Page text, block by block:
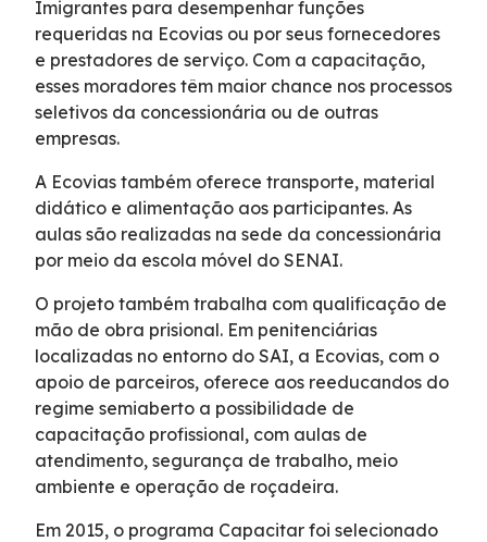
Links Úteis
Notícias
Sustentabilidade
Projetos Socioambientais
Meio Ambiente
Política de Gestão Integrada
Programa de Redução de Acidentes
Imigrantes para desempenhar funções
requeridas na Ecovias ou por seus fornecedores
e prestadores de serviço. Com a capacitação,
esses moradores têm maior chance nos processos
seletivos da concessionária ou de outras
empresas.
A Ecovias também oferece transporte, material
didático e alimentação aos participantes. As
aulas são realizadas na sede da concessionária
por meio da escola móvel do SENAI.
O projeto também trabalha com qualificação de
mão de obra prisional. Em penitenciárias
localizadas no entorno do SAI, a Ecovias, com o
apoio de parceiros, oferece aos reeducandos do
regime semiaberto a possibilidade de
capacitação profissional, com aulas de
atendimento, segurança de trabalho, meio
ambiente e operação de roçadeira.
Em 2015, o programa Capacitar foi selecionado